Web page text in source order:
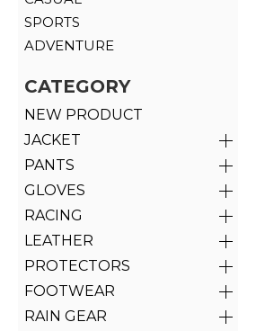
SPORTS
ADVENTURE
CATEGORY
NEW PRODUCT
JACKET
PANTS
GLOVES
RACING
LEATHER
PROTECTORS
FOOTWEAR
RAIN GEAR